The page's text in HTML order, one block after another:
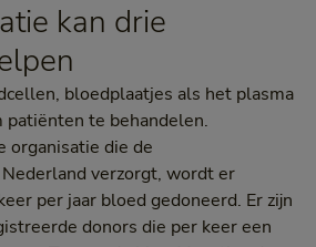
kan drie
bloedplaatjes als het plasma
te behandelen.
organisatie die de
verzorgt, wordt er
per jaar bloed gedoneerd. Er zijn
donors die per keer een